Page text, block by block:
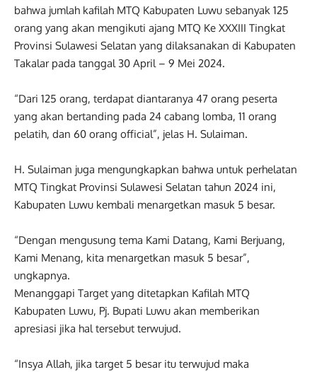
bahwa jumlah kafilah MTQ Kabupaten Luwu sebanyak 125
orang yang akan mengikuti ajang MTQ Ke XXXIII Tingkat
Provinsi Sulawesi Selatan yang dilaksanakan di Kabupaten
Takalar pada tanggal 30 April – 9 Mei 2024.
“Dari 125 orang, terdapat diantaranya 47 orang peserta
yang akan bertanding pada 24 cabang lomba, 11 orang
pelatih, dan 60 orang official”, jelas H. Sulaiman.
H. Sulaiman juga mengungkapkan bahwa untuk perhelatan
MTQ Tingkat Provinsi Sulawesi Selatan tahun 2024 ini,
Kabupaten Luwu kembali menargetkan masuk 5 besar.
“Dengan mengusung tema Kami Datang, Kami Berjuang,
Kami Menang, kita menargetkan masuk 5 besar”,
ungkapnya.
Menanggapi Target yang ditetapkan Kafilah MTQ
Kabupaten Luwu, Pj. Bupati Luwu akan memberikan
apresiasi jika hal tersebut terwujud.
“Insya Allah, jika target 5 besar itu terwujud maka